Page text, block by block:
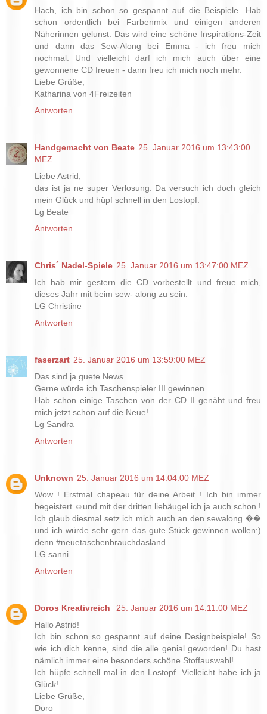
Hach, ich bin schon so gespannt auf die Beispiele. Hab
schon ordentlich bei Farbenmix und einigen anderen
Näherinnen gelunst. Das wird eine schöne Inspirations-Zeit
und dann das Sew-Along bei Emma - ich freu mich
nochmal. Und vielleicht darf ich mich auch über eine
gewonnene CD freuen - dann freu ich mich noch mehr.
Liebe Grüße,
Katharina von 4Freizeiten
Antworten
Handgemacht von Beate 25. Januar 2016 um 13:43:00
MEZ
Liebe Astrid,
das ist ja ne super Verlosung. Da versuch ich doch gleich
mein Glück und hüpf schnell in den Lostopf.
Lg Beate
Antworten
Chris´ Nadel-Spiele 25. Januar 2016 um 13:47:00 MEZ
Ich hab mir gestern die CD vorbestellt und freue mich,
dieses Jahr mit beim sew- along zu sein.
LG Christine
Antworten
faserzart 25. Januar 2016 um 13:59:00 MEZ
Das sind ja guete News.
Gerne würde ich Taschenspieler III gewinnen.
Hab schon einige Taschen von der CD II genäht und freu
mich jetzt schon auf die Neue!
Lg Sandra
Antworten
Unknown 25. Januar 2016 um 14:04:00 MEZ
Wow ! Erstmal chapeau für deine Arbeit ! Ich bin immer
begeistert ☺und mit der dritten liebäugel ich ja auch schon !
Ich glaub diesmal setz ich mich auch an den sewalong ��
und ich würde sehr gern das gute Stück gewinnen wollen:)
denn #neuetaschenbrauchdasland
LG sanni
Antworten
Doros Kreativreich
25. Januar 2016 um 14:11:00 MEZ
Hallo Astrid!
Ich bin schon so gespannt auf deine Designbeispiele! So
wie ich dich kenne, sind die alle genial geworden! Du hast
nämlich immer eine besonders schöne Stoffauswahl!
Ich hüpfe schnell mal in den Lostopf. Vielleicht habe ich ja
Glück!
Liebe Grüße,
Doro